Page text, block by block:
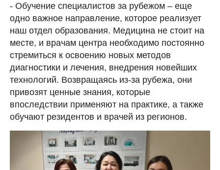
- Обучение специалистов за рубежом – еще
одно важное направление, которое реализует
наш отдел образования. Медицина не стоит на
месте, и врачам центра необходимо постоянно
стремиться к освоению новых методов
диагностики и лечения, внедрения новейших
технологий. Возвращаясь из-за рубежа, они
привозят ценные знания, которые
впоследствии применяют на практике, а также
обучают резидентов и врачей из регионов.